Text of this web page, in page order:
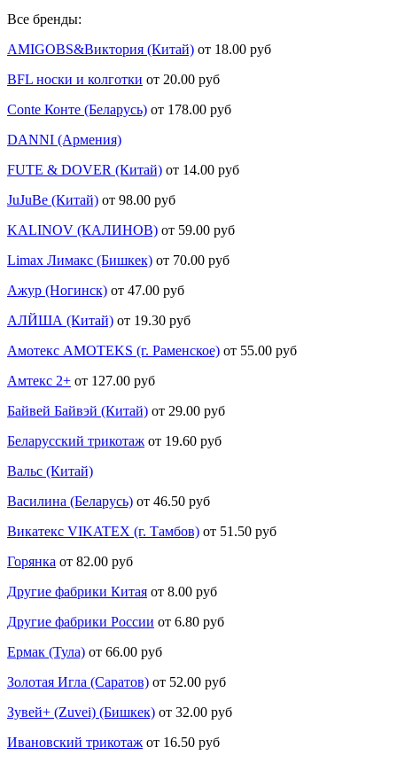
Все бренды:
AMIGOBS&Виктория (Китай) от 18.00 руб
BFL носки и колготки от 20.00 руб
Conte Конте (Беларусь) от 178.00 руб
DANNI (Армения)
FUTE & DOVER (Китай) от 14.00 руб
JuJuBe (Китай) от 98.00 руб
KALINOV (КАЛИНОВ) от 59.00 руб
Limax Лимакс (Бишкек) от 70.00 руб
Ажур (Ногинск) от 47.00 руб
АЛЙША (Китай) от 19.30 руб
Амотекс AMOTEKS (г. Раменское) от 55.00 руб
Амтекс 2+ от 127.00 руб
Байвей Байвэй (Китай) от 29.00 руб
Беларусский трикотаж от 19.60 руб
Вальс (Китай)
Василина (Беларусь) от 46.50 руб
Викатекс VIKATEX (г. Тамбов) от 51.50 руб
Горянка от 82.00 руб
Другие фабрики Китая от 8.00 руб
Другие фабрики России от 6.80 руб
Ермак (Тула) от 66.00 руб
Золотая Игла (Саратов) от 52.00 руб
Зувей+ (Zuvei) (Бишкек) от 32.00 руб
Ивановский трикотаж от 16.50 руб